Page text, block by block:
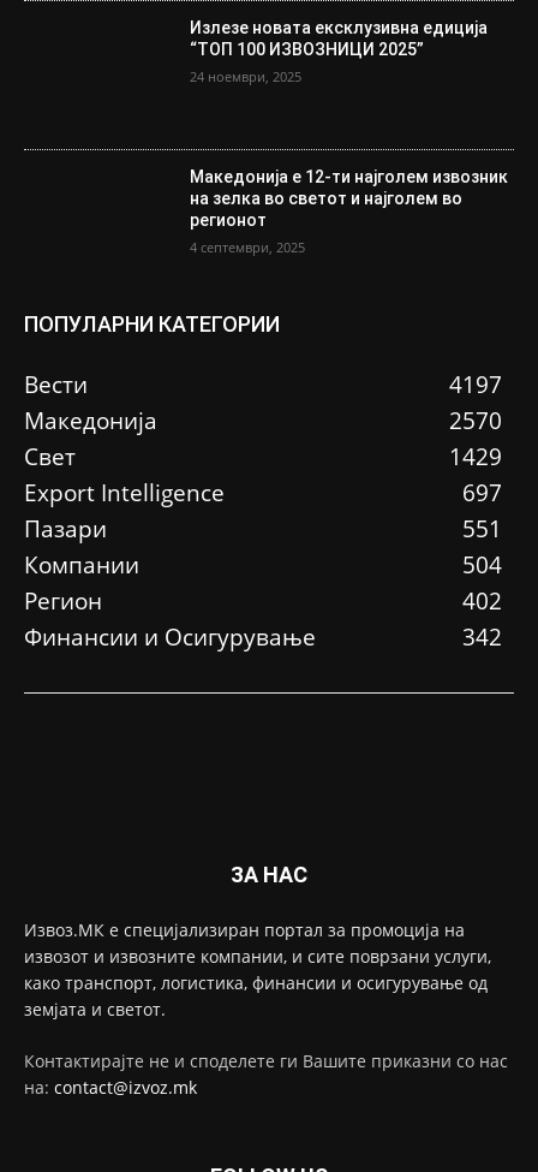
Излезе новата ексклузивна едиција
“ТОП 100 ИЗВОЗНИЦИ 2025”
24 ноември, 2025
Македонија е 12-ти најголем извозник
на зелка во светот и најголем во
регионот
4 септември, 2025
ПОПУЛАРНИ КАТЕГОРИИ
Вести
4197
Македонија
2570
Свет
1429
Еxport Intelligence
697
Пазари
551
Компании
504
Регион
402
Финансии и Осигурување
342
ЗА НАС
Извоз.МК е специјализиран портал за промоција на
извозот и извозните компании, и сите поврзани услуги,
како транспорт, логистика, финансии и осигурување од
земјата и светот.
Контактирајте не и споделете ги Вашите приказни со нас
на: contact@izvoz.mk